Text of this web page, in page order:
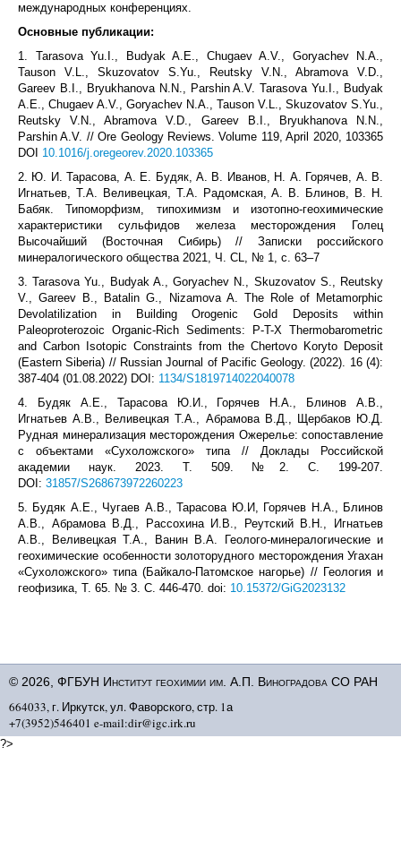
международных конференциях.
Основные публикации:
1. Tarasova Yu.I., Budyak A.E., Chugaev A.V., Goryachev N.A.,
Tauson V.L., Skuzovatov S.Yu., Reutsky V.N., Abramova V.D.,
Gareev B.I., Bryukhanova N.N., Parshin A.V. Tarasova Yu.I., Budyak
A.E., Chugaev A.V., Goryachev N.A., Tauson V.L., Skuzovatov S.Yu.,
Reutsky V.N., Abramova V.D., Gareev B.I., Bryukhanova N.N.,
Parshin A.V. // Ore Geology Reviews. Volume 119, April 2020, 103365
DOI 10.1016/j.oregeorev.2020.103365
2. Ю. И. Тарасова, А. Е. Будяк, А. В. Иванов, Н. А. Горячев, А. В.
Игнатьев, Т.А. Веливецкая, Т.А. Радомская, А. В. Блинов, В. Н.
Бабяк. Типоморфизм, типохимизм и изотопно-геохимические
характеристики сульфидов железа месторождения Голец
Высочайший (Восточная Сибирь) // Записки российского
минералогического общества 2021, Ч. CL, № 1, с. 63–7
3. Tarasova Yu., Budyak A., Goryachev N., Skuzovatov S., Reutsky
V., Gareev B., Batalin G., Nizamova A. The Role of Metamorphic
Devolatilization in Building Orogenic Gold Deposits within
Paleoproterozoic Organic-Rich Sediments: P-T-X Thermobarometric
and Carbon Isotopic Constraints from the Chertovo Koryto Deposit
(Eastern Siberia) // Russian Journal of Pacific Geology. (2022). 16 (4):
387-404 (01.08.2022) DOI: 1134/S1819714022040078
4. Будяк А.Е., Тарасова Ю.И., Горячев Н.А., Блинов А.В.,
Игнатьев А.В., Веливецкая Т.А., Абрамова В.Д., Щербаков Ю.Д.
Рудная минерализация месторождения Ожерелье: сопоставление
с объектами «Сухоложского» типа // Доклады Российской
академии наук. 2023. Т. 509. №2. С. 199-207.
DOI: 31857/S268673972260223
5. Будяк А.Е., Чугаев А.В., Тарасова Ю.И, Горячев Н.А., Блинов
А.В., Абрамова В.Д., Рассохина И.В., Реутский В.Н., Игнатьев
А.В., Веливецкая Т.А., Ванин В.А. Геолого-минералогические и
геохимические особенности золоторудного месторождения Угахан
«Сухоложского» типа (Байкало-Патомское нагорье) // Геология и
геофизика, Т. 65. № 3. С. 446-470. doi: 10.15372/GiG2023132
© 2026, ФГБУН Институт геохимии им. А.П. Виноградова СО РАН
664033, г. Иркутск, ул. Фаворского, стр. 1а
+7(3952)546401 e-mail:dir@igc.irk.ru
?>